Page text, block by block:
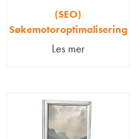
(SEO)
Søkemotoroptimalisering
Les mer